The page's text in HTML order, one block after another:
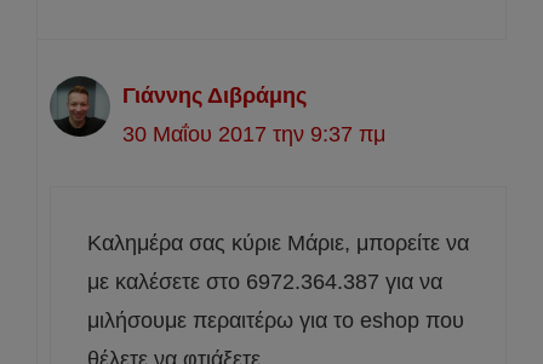
Γιάννης Διβράμης
30 Μαΐου 2017 την 9:37 πμ
Καλημέρα σας κύριε Μάριε, μπορείτε να
με καλέσετε στο 6972.364.387 για να
μιλήσουμε περαιτέρω για το eshop που